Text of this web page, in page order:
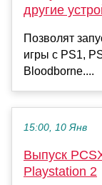
другие
Позволят
игры с PS1,
Bloodborne....
15:00, 10 Янв
Выпуск
Playstation 2